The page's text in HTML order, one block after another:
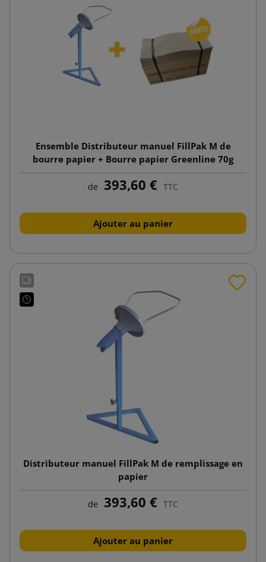
Ensemble Distributeur manuel FillPak M de
bourre papier + Bourre papier Greenline 70g
350x380
de 393,60 € TTC
Ajouter au panier
Distributeur manuel FillPak M de remplissage en
papier
de 393,60 € TTC
Ajouter au panier